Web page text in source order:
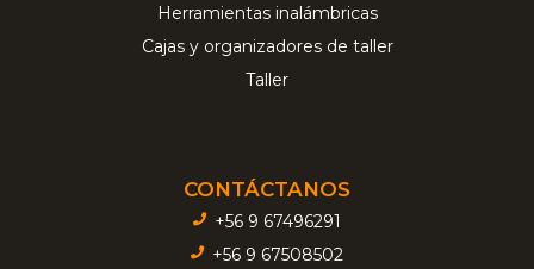
Herramientas inalámbricas
Cajas y organizadores de taller
Taller
CONTÁCTANOS
+56 9 67496291
+56 9 67508502